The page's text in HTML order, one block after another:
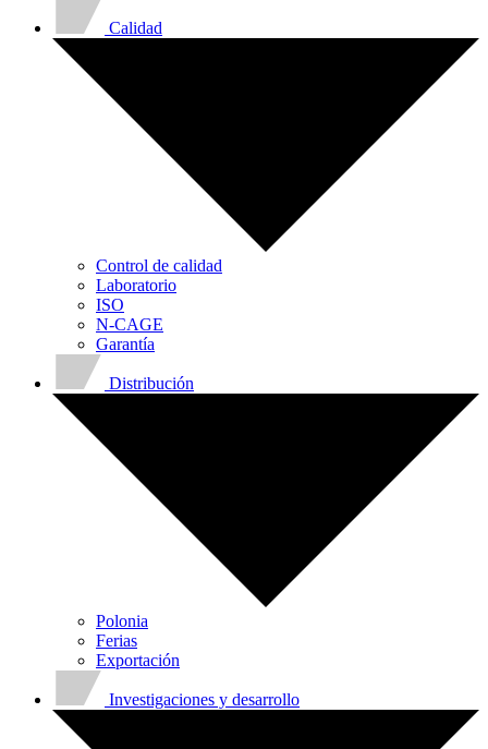
Calidad
Control de calidad
Laboratorio
ISO
N-CAGE
Garantía
Distribución
Polonia
Ferias
Exportación
Investigaciones y desarrollo